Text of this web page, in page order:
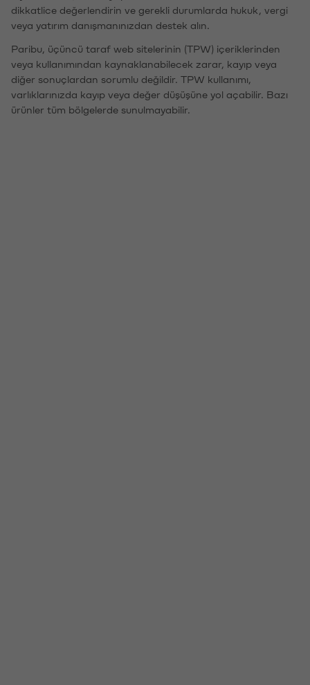
dikkatlice değerlendirin ve gerekli durumlarda hukuk, vergi
veya yatırım danışmanınızdan destek alın.
Paribu, üçüncü taraf web sitelerinin (TPW) içeriklerinden
veya kullanımından kaynaklanabilecek zarar, kayıp veya
diğer sonuçlardan sorumlu değildir. TPW kullanımı,
varlıklarınızda kayıp veya değer düşüşüne yol açabilir. Bazı
ürünler tüm bölgelerde sunulmayabilir.